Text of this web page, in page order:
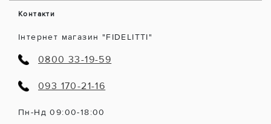
Контакти
Інтернет магазин "FIDELITTI"
0800 33-19-59
093 170-21-16
Пн-Нд 09:00-18:00